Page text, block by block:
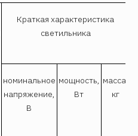
Краткая характеристика
светильника
номинальное
напряжение,
В
мощность,
Вт
масса,
кг